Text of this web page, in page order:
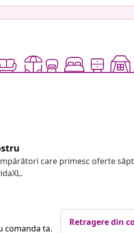
care primesc oferte
comanda ta.
Retragere din